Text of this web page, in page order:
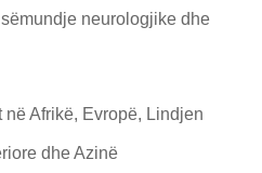
neurologjike dhe
Afrikë, Evropë, Lindjen
dhe Azinë